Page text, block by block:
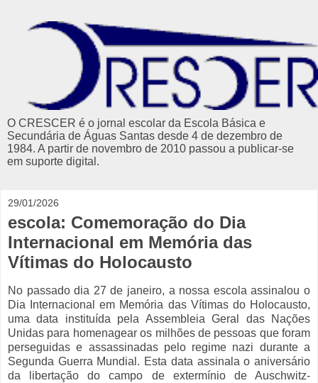
O CRESCER é o jornal escolar da Escola Básica e
Secundária de Águas Santas desde 4 de dezembro de
1984. A partir de novembro de 2010 passou a publicar-se
em suporte digital.
29/01/2026
escola: Comemoração do Dia
Internacional em Memória das
Vítimas do Holocausto
No passado dia 27 de janeiro, a nossa escola assinalou o
Dia Internacional em Memória das Vítimas do Holocausto,
uma data instituída pela Assembleia Geral das Nações
Unidas para homenagear os milhões de pessoas que foram
perseguidas e assassinadas pelo regime nazi durante a
Segunda Guerra Mundial. Esta data assinala o aniversário
da libertação do campo de extermínio de Auschwitz-